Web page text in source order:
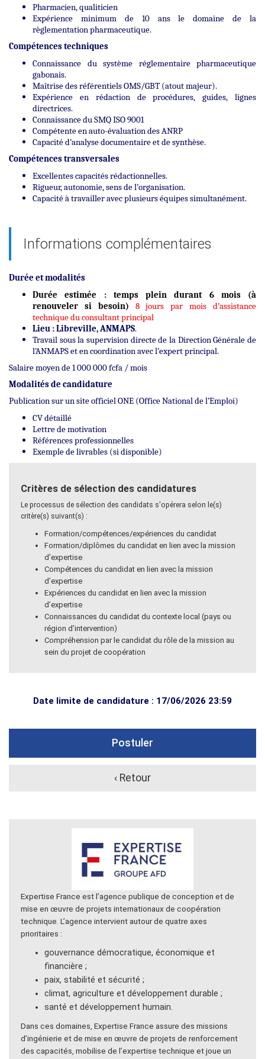
Pharmacien, qualiticien
Expérience minimum de 10 ans le domaine de la
règlementation pharmaceutique.
Compétences techniques
Connaissance du système réglementaire pharmaceutique
gabonais.
Maîtrise des référentiels OMS/GBT (atout majeur).
Expérience en rédaction de procédures, guides, lignes
directrices.
Connaissance du SMQ ISO 9001
Compétente en auto-évaluation des ANRP
Capacité d’analyse documentaire et de synthèse.
Compétences transversales
Excellentes capacités rédactionnelles.
Rigueur, autonomie, sens de l’organisation.
Capacité à travailler avec plusieurs équipes simultanément.
Informations complémentaires
Durée et modalités
Durée estimée : temps plein durant 6 mois (à
renouveler si besoin) 8 jours par mois d’assistance
technique du consultant principal
Lieu : Libreville, ANMAPS.
Travail sous la supervision directe de la Direction Générale de
l’ANMAPS et en coordination avec l’expert principal.
Salaire moyen de 1 000 000 fcfa / mois
Modalités de candidature
Publication sur un site officiel ONE (Office National de l’Emploi)
CV détaillé
Lettre de motivation
Références professionnelles
Exemple de livrables (si disponible)
Critères de sélection des candidatures
Le processus de sélection des candidats s'opérera selon le(s)
critère(s) suivant(s) :
Formation/compétences/expériences du candidat
Formation/diplômes du candidat en lien avec la mission
d’expertise
Compétences du candidat en lien avec la mission
d’expertise
Expériences du candidat en lien avec la mission
d’expertise
Connaissances du candidat du contexte local (pays ou
région d’intervention)
Compréhension par le candidat du rôle de la mission au
sein du projet de coopération
Date limite de candidature : 17/06/2026 23:59
Postuler
‹ Retour
Expertise France est l’agence publique de conception et de
mise en œuvre de projets internationaux de coopération
technique. L’agence intervient autour de quatre axes
prioritaires :
gouvernance démocratique, économique et
financière ;
paix, stabilité et sécurité ;
climat, agriculture et développement durable ;
santé et développement humain.
Dans ces domaines, Expertise France assure des missions
d’ingénierie et de mise en œuvre de projets de renforcement
des capacités, mobilise de l’expertise technique et joue un